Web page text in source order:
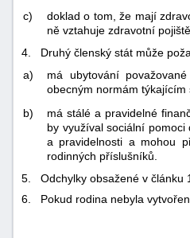
c)
doklad o tom, že mají
ně vztahuje zdravotní
4. Druhý členský stát může
a)
má ubytování
obecným normám
b)
má stálé a pravidelné
by využíval sociální
a pravidelnosti a mohou
rodinných příslušníků.
5. Odchylky obsažené v článku
6. Pokud rodina nebyla